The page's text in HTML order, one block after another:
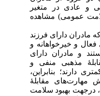
و عادی در متغیر
عمومی) مشاهده
مادران دارای فرزند
و خیرخواهانه و
و مادران دارای
مذهبی منفی و
دارند؛ بنابراین،
مهارت‌های مقابلهٔ
درجهت بهبود سلامت